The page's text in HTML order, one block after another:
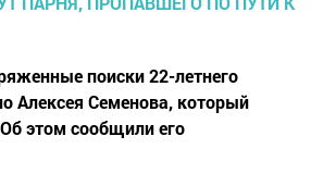
поиски 22-летнего
Алексея Семенова, который
этом сообщили его